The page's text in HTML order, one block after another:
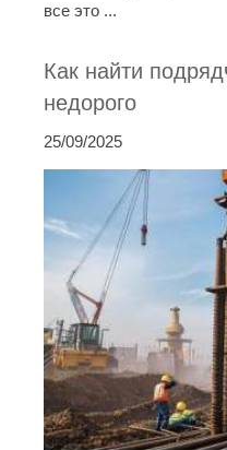
все это ...
Как найти
недорого
25/09/2025